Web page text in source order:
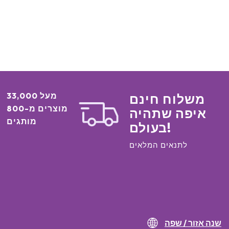
מעל 33,000
מוצרים מ-800
מותגים
משלוח חינם
איפה שתהיה
בעולם!
לתנאים המלאים
שנה אזור / שפה